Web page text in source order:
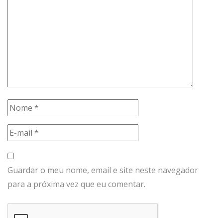
Guardar o meu nome, email e site neste navegador
para a próxima vez que eu comentar.